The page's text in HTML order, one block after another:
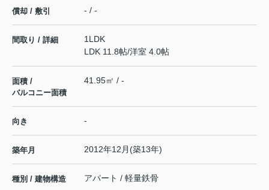
償却 / 敷引 - / -
間取り / 詳細
1LDK
LDK 11.8帖/洋室 4.0帖
面積 /
バルコニー面積
41.95㎡ / -
向き -
築年月 2012年12月(築13年)
種別 / 建物構造 アパート / 軽量鉄骨